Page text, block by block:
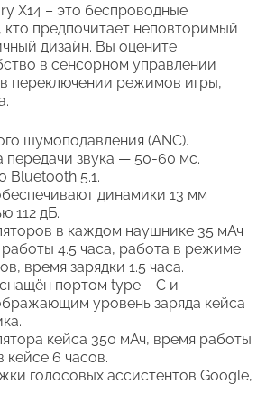
X14 – это беспроводные
кто предпочитает неповторимый
дизайн. Вы оцените
в сенсорном управлении
переключении режимов игры,
шумоподавления (АNC).
передачи звука — 50-60 мс.
Bluetooth 5.1.
динамики 13 мм
112 дБ.
в каждом наушнике 35 мАч
4.5 часа, работа в режиме
время зарядки 1.5 часа.
портом type – C и
уровень заряда кейса
кейса 350 мАч, время работы
кейсе 6 часов.
голосовых ассистентов Google,